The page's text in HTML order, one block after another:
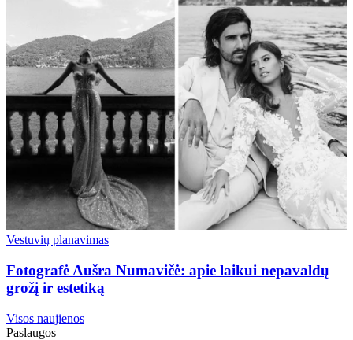
Vestuvių planavimas
Fotografė Aušra Numavičė: apie laikui nepavaldų
grožį ir estetiką
Visos naujienos
Paslaugos